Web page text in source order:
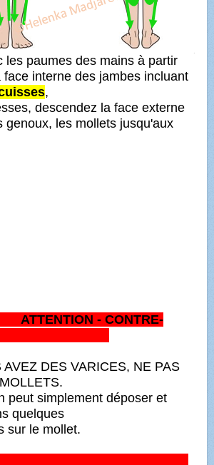
les paumes des mains à partir
interne des jambes incluant
,
descendez la face externe
genoux, les mollets jusqu'aux
ATTENTION - CONTRE-
DES VARICES, NE PAS
peut simplement déposer et
mains quelques
le mollet.